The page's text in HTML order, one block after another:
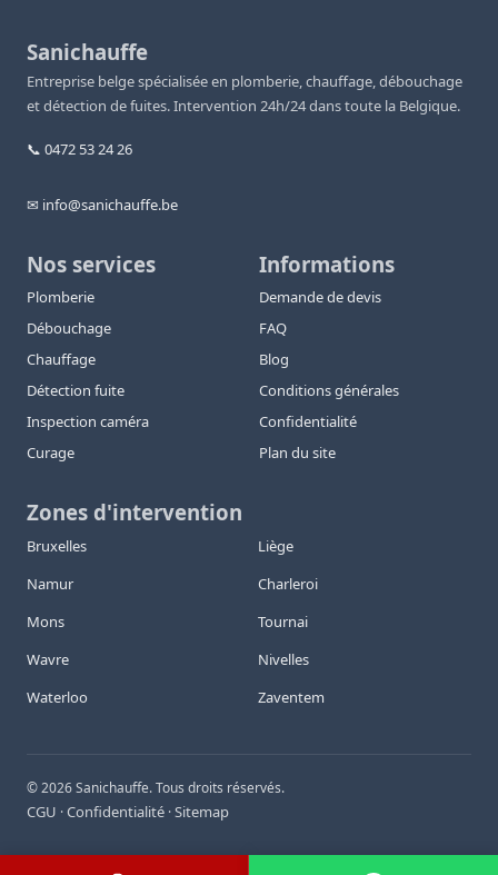
Sanichauffe
Entreprise belge spécialisée en plomberie, chauffage, débouchage
et détection de fuites. Intervention 24h/24 dans toute la Belgique.
📞 0472 53 24 26
✉ info@sanichauffe.be
Nos services
Plomberie
Débouchage
Chauffage
Détection fuite
Inspection caméra
Curage
Informations
Demande de devis
FAQ
Blog
Conditions générales
Confidentialité
Plan du site
Zones d'intervention
Bruxelles
Liège
Namur
Charleroi
Mons
Tournai
Wavre
Nivelles
Waterloo
Zaventem
©2026Sanichauffe. Tous droits réservés.
CGU ·Confidentialité ·Sitemap